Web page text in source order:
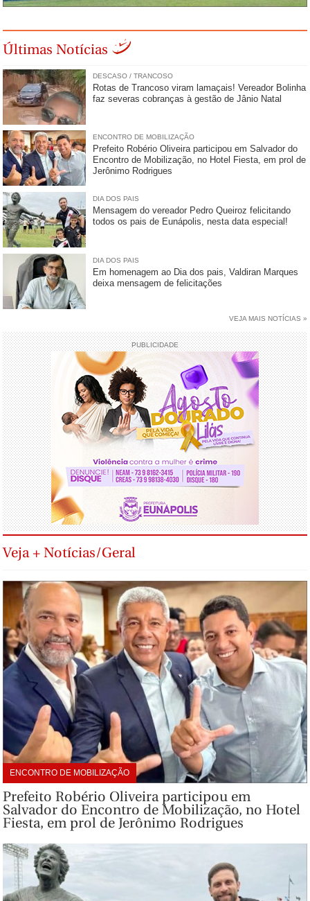
Últimas Notícias
DESCASO / TRANCOSO
Rotas de Trancoso viram lamaçais! Vereador Bolinha
faz severas cobranças à gestão de Jânio Natal
ENCONTRO DE MOBILIZAÇÃO
Prefeito Robério Oliveira participou em Salvador do
Encontro de Mobilização, no Hotel Fiesta, em prol de
Jerônimo Rodrigues
DIA DOS PAIS
Mensagem do vereador Pedro Queiroz felicitando
todos os pais de Eunápolis, nesta data especial!
DIA DOS PAIS
Em homenagem ao Dia dos pais, Valdiran Marques
deixa mensagem de felicitações
VEJA MAIS NOTÍCIAS »
PUBLICIDADE
Veja + Notícias/Geral
ENCONTRO DE MOBILIZAÇÃO
Prefeito Robério Oliveira participou em
Salvador do Encontro de Mobilização, no Hotel
Fiesta, em prol de Jerônimo Rodrigues